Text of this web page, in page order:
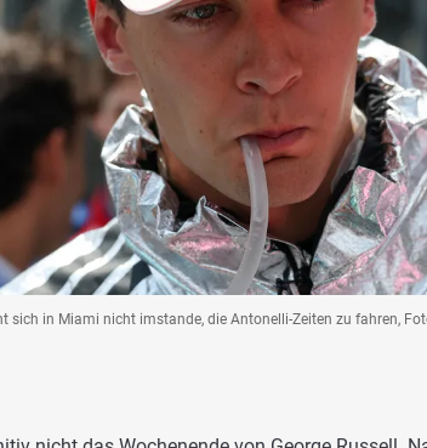
sich in Miami nicht imstande, die Antonelli-Zeiten zu fahren,